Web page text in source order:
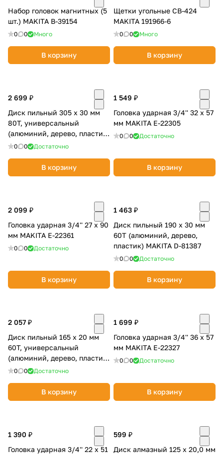
Набор головок магнитных (5
шт.) MAKITA B-39154
0 0 Много
В корзину
Щетки угольные CB-424
MAKITA 191966-6
0 0 Много
В корзину
2 699 ₽
Диск пильный 305 х 30 мм
80T, универсальный
(алюминий, дерево, пластик)
MAKITA D-65676
0 0 Достаточно
В корзину
1 549 ₽
Головка ударная 3/4'' 32 х 57
мм MAKITA E-22305
0 0 Достаточно
В корзину
2 099 ₽
Головка ударная 3/4'' 27 х 90
мм MAKITA E-22361
0 0 Достаточно
В корзину
1 463 ₽
Диск пильный 190 x 30 мм
60T (алюминий, дерево,
пластик) MAKITA D-81387
0 0 Достаточно
В корзину
2 057 ₽
Диск пильный 165 х 20 мм
60T, универсальный
(алюминий, дерево, пластик)
MAKITA D-81206
0 0 Достаточно
В корзину
1 699 ₽
Головка ударная 3/4'' 36 х 57
мм MAKITA E-22327
0 0 Достаточно
В корзину
1 390 ₽
Головка ударная 3/4'' 22 х 51
599 ₽
Диск алмазный 125 х 20,0 мм
об оплате Плайтом
25
недели
Остались вопросы?